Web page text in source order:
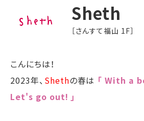
Sheth
［さんすて福山 1F］
こんにちは！
2023年、 Shethの春は 「 With a
Let's go out! 」